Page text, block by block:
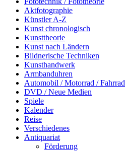
Aktfotographie
Künstler A-Z
Kunst chronologisch
Kunsttheorie
Kunst nach Ländern
Bildnerische Techniken
Kunsthandwerk
Armbanduhren
Automobil / Motorrad / Fahrrad
DVD / Neue Medien
Spiele
Kalender
Reise
Verschiedenes
Antiquariat
Förderung